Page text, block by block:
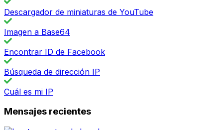
Descargador de miniaturas de YouTube
Imagen a Base64
Encontrar ID de Facebook
Búsqueda de dirección IP
Cuál es mi IP
Mensajes recientes